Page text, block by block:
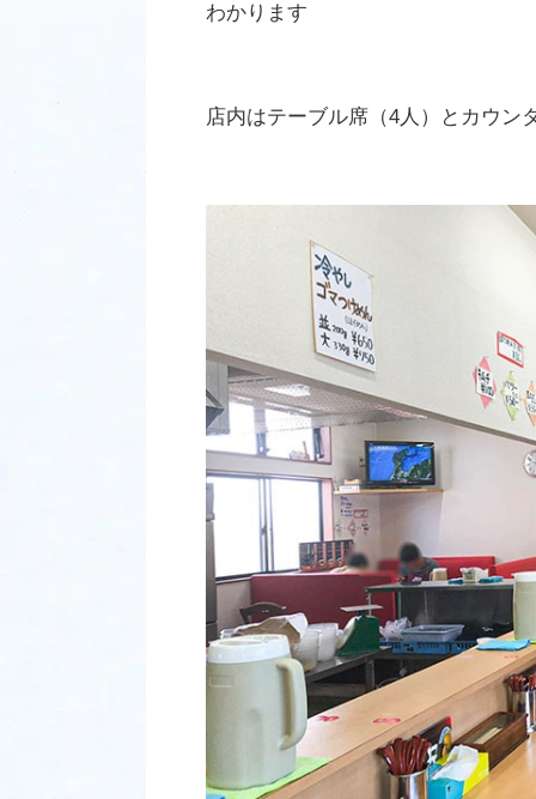
わかります
店内はテーブル席（4人）とカウン